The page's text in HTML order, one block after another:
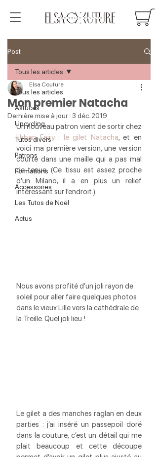
Post
Tous les articles
Astuces
Upcycling
Tutos divers
Patrons
Formations
Accessoires
Les Tutos de Noël
Actus
Tous les articles
Mon premier Natacha
Elsa Couture
Dernière mise à jour : 3 déc. 2019
Urban Fairy : le gilet Natacha, et en
voici ma première version, une version
courte dans une maille qui a pas mal
de tenue. (Ce tissu est assez proche
d’un Milano, il a en plus un relief
intéressant sur l’endroit.)
Nous avons profité d’un joli rayon de
soleil pour aller faire quelques photos
dans le vieux Lille vers la cathédrale de
la Treille. Quel joli lieu !
Le gilet a des manches raglan en deux
parties : j’ai inséré un passepoil doré
dans la couture, c’est un détail qui me
plait beaucoup et cette découpe